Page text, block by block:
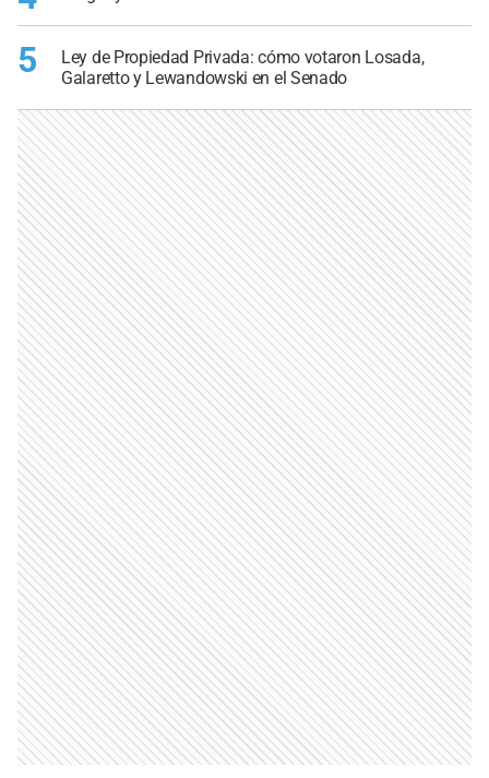
5
Ley de Propiedad Privada: cómo votaron Losada,
Galaretto y Lewandowski en el Senado